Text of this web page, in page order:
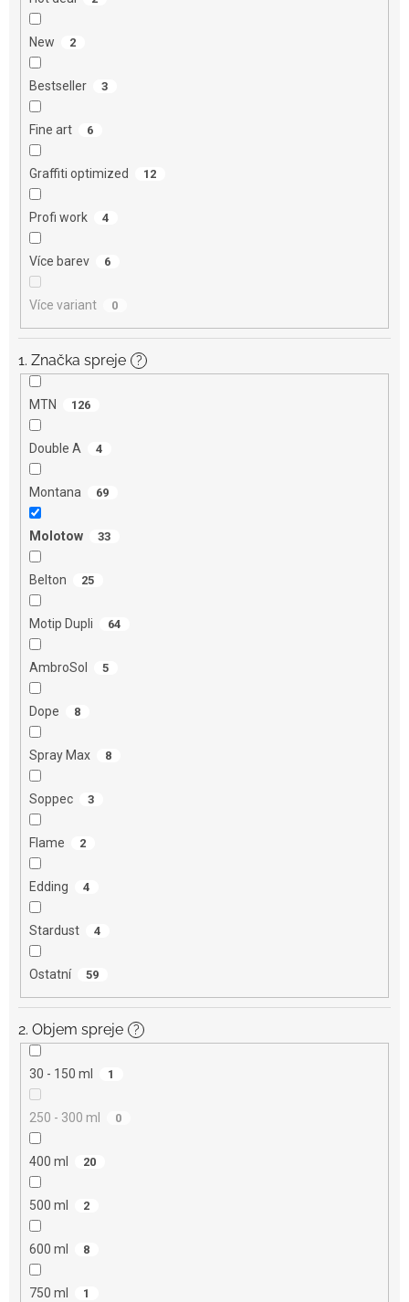
New 2
Bestseller 3
Fine art 6
Graffiti optimized 12
Profi work 4
Více barev 6
Více variant 0
1. Značka spreje ?
MTN 126
Double A 4
Montana 69
Molotow 33
Belton 25
Motip Dupli 64
AmbroSol 5
Dope 8
Spray Max 8
Soppec 3
Flame 2
Edding 4
Stardust 4
Ostatní 59
2. Objem spreje ?
30 - 150 ml 1
250 - 300 ml 0
400 ml 20
500 ml 2
600 ml 8
750 ml 1